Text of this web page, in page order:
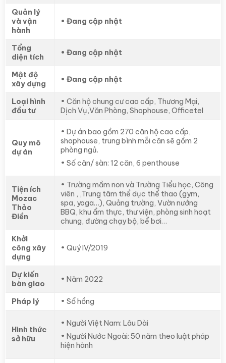
Quản lý
và vận
hành
• Đang cập nhật
Tổng
diện tích
• Đang cập nhật
Mật độ
xây dựng
• Đang cập nhật
Loại hình
đầu tư
• Căn hộ chung cư cao cấp, Thương Mại,
Dịch Vụ,Văn Phòng, Shophouse, Officetel
Quy mô
dự án
• Dự án bao gồm 270 căn hộ cao cấp,
shophouse, trung bình mỗi căn sẽ gồm 2
phòng ngủ.
• Số căn/ sàn: 12 căn, 6 penthouse
Tiện ích
Mozac
Thảo
Điền
• Trường mầm non và Trường Tiểu học, Công
viên , ,Trung tâm thể dục thể thao (gym,
spa, yoga…), Quảng trường, Vườn nướng
BBQ, khu ẩm thực, thư viện, phòng sinh hoạt
chung, đường chạy bộ, bể bơi…
Khởi
công xây
dựng
• Quý IV/2019
Dự kiến
bàn giao
• Năm 2022
Pháp lý • Sổ hồng
Hình thức
sở hữu
• Người Việt Nam: Lâu Dài
• Người Nước Ngoài: 50 năm theo luật pháp
hiện hành